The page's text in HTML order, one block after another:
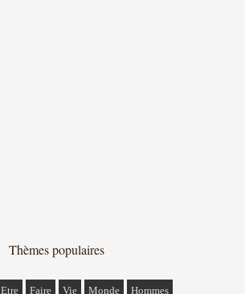
Thèmes populaires
Etre Faire Vie Monde Hommes